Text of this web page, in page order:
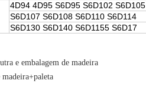
4D94 4D95 S6D95 S6D102 S6D105
S6D107 S6D108 S6D110 S6D114
S6D130 S6D140 S6D1155 S6D17
e embalagem de madeira